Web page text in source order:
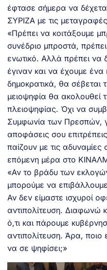
έφτασε σήμερα να
ΣΥΡΙΖΑ με τις
«Πρέπει να κοιτάξουμε
συνέδριο μπροστά,
ενωτικό. Αλλά πρέπει
έγιναν και να έχουμε ένα
δημοκρατικά, θα σέβεται
μειοψηφία θα ακολουθεί
πλειοψηφίας. Όχι να
Συμφωνία των Πρεσπών,
αποφάσεις σου
παίζουν με τις
επόμενη μέρα στο
«Αν το βράδυ των
μπορούμε να
Αν δεν είμαστε ισχυροί
αντιπολίτευση. Διαφωνώ
ό,τι και πάρουμε
αντιπολίτευση. Άρα, ποιο
να σε ψηφίσει;»